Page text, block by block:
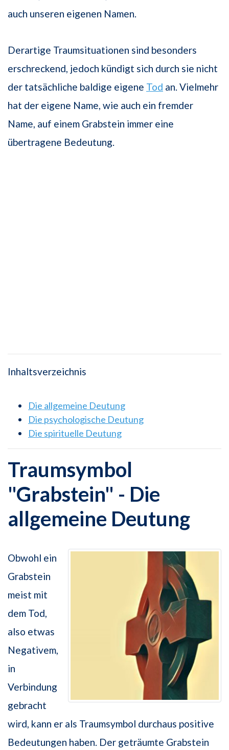
auch unseren eigenen Namen.
Derartige Traumsituationen sind besonders
erschreckend, jedoch kündigt sich durch sie nicht
der tatsächliche baldige eigene Tod an. Vielmehr
hat der eigene Name, wie auch ein fremder
Name, auf einem Grabstein immer eine
übertragene Bedeutung.
Inhaltsverzeichnis
Die allgemeine Deutung
Die psychologische Deutung
Die spirituelle Deutung
Traumsymbol
"Grabstein" - Die
allgemeine Deutung
Obwohl ein
Grabstein
meist mit
dem Tod,
also etwas
Negativem,
in
Verbindung
gebracht
wird, kann er als Traumsymbol durchaus positive
Bedeutungen haben. Der geträumte Grabstein